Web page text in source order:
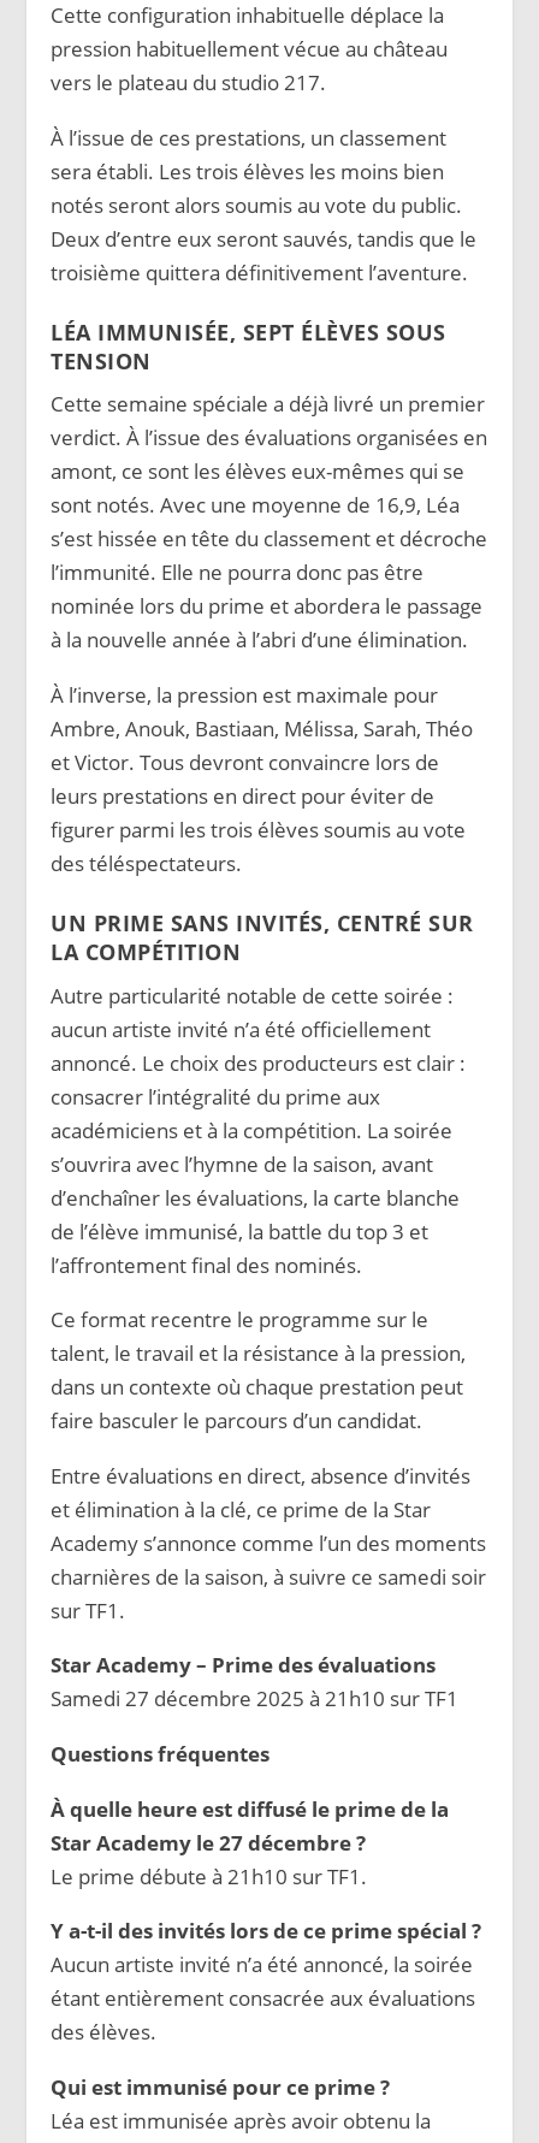
Cette configuration inhabituelle déplace la
pression habituellement vécue au château
vers le plateau du studio 217.
À l’issue de ces prestations, un classement
sera établi. Les trois élèves les moins bien
notés seront alors soumis au vote du public.
Deux d’entre eux seront sauvés, tandis que le
troisième quittera définitivement l’aventure.
LÉA IMMUNISÉE, SEPT ÉLÈVES SOUS
TENSION
Cette semaine spéciale a déjà livré un premier
verdict. À l’issue des évaluations organisées en
amont, ce sont les élèves eux-mêmes qui se
sont notés. Avec une moyenne de 16,9, Léa
s’est hissée en tête du classement et décroche
l’immunité. Elle ne pourra donc pas être
nominée lors du prime et abordera le passage
à la nouvelle année à l’abri d’une élimination.
À l’inverse, la pression est maximale pour
Ambre, Anouk, Bastiaan, Mélissa, Sarah, Théo
et Victor. Tous devront convaincre lors de
leurs prestations en direct pour éviter de
figurer parmi les trois élèves soumis au vote
des téléspectateurs.
UN PRIME SANS INVITÉS, CENTRÉ SUR
LA COMPÉTITION
Autre particularité notable de cette soirée :
aucun artiste invité n’a été officiellement
annoncé. Le choix des producteurs est clair :
consacrer l’intégralité du prime aux
académiciens et à la compétition. La soirée
s’ouvrira avec l’hymne de la saison, avant
d’enchaîner les évaluations, la carte blanche
de l’élève immunisé, la battle du top 3 et
l’affrontement final des nominés.
Ce format recentre le programme sur le
talent, le travail et la résistance à la pression,
dans un contexte où chaque prestation peut
faire basculer le parcours d’un candidat.
Entre évaluations en direct, absence d’invités
et élimination à la clé, ce prime de la Star
Academy s’annonce comme l’un des moments
charnières de la saison, à suivre ce samedi soir
sur TF1.
Star Academy – Prime des évaluations
Samedi 27 décembre 2025 à 21h10 sur TF1
Questions fréquentes
À quelle heure est diffusé le prime de la
Star Academy le 27 décembre ?
Le prime débute à 21h10 sur TF1.
Y a-t-il des invités lors de ce prime spécial ?
Aucun artiste invité n’a été annoncé, la soirée
étant entièrement consacrée aux évaluations
des élèves.
Qui est immunisé pour ce prime ?
Léa est immunisée après avoir obtenu la